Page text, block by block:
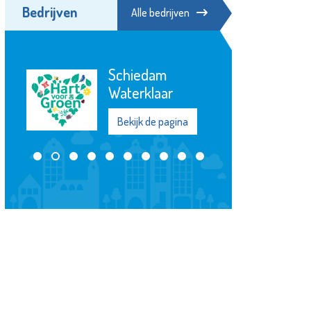
Bedrijven Alle bedrijven
Zwembad
Groenoord
Bekijk de pagina